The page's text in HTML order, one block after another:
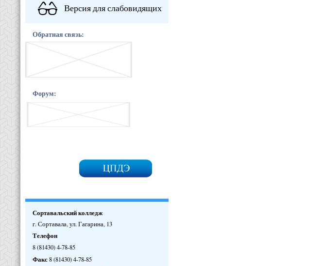
Версия для слабовидящих
Обратная связь:
Форум:
Сортавальский колледж
г. Сортавала, ул. Гагарина, 13
Телефон
8 (81430) 4-78-85
Факс8 (81430) 4-78-85